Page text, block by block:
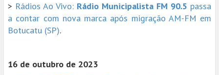
> Rádios Ao Vivo: Rádio Municipalista FM 90.5 passa
a contar com nova marca após migração AM-FM em
Botucatu (SP).
16 de outubro de 2023